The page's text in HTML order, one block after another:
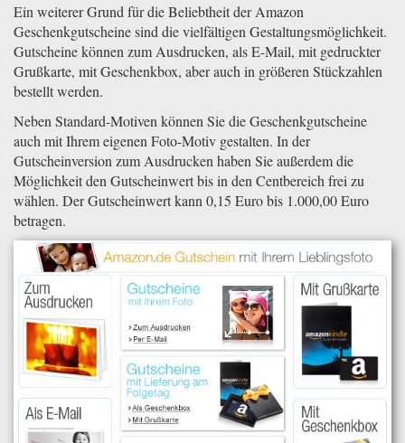
Ein weiterer Grund für die Beliebtheit der Amazon
Geschenkgutscheine sind die vielfältigen Gestaltungsmöglichkeit.
Gutscheine können zum Ausdrucken, als E-Mail, mit gedruckter
Grußkarte, mit Geschenkbox, aber auch in größeren Stückzahlen
bestellt werden.
Neben Standard-Motiven können Sie die Geschenkgutscheine
auch mit Ihrem eigenen Foto-Motiv gestalten. In der
Gutscheinversion zum Ausdrucken haben Sie außerdem die
Möglichkeit den Gutscheinwert bis in den Centbereich frei zu
wählen. Der Gutscheinwert kann 0,15 Euro bis 1.000,00 Euro
betragen.